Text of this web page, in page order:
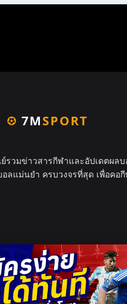
7MSPORT
รวมข่าวสารกีฬาและอัปเดตผลบ
ลแม่นยำ ครบวงจรที่สุด เพื่อคอ